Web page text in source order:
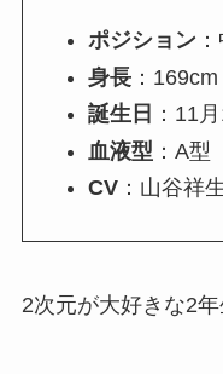
ポジション：
身長：169cm
誕生日 ：11
血液型 ：A型
CV：山谷祥生
2次元が大好きな2年